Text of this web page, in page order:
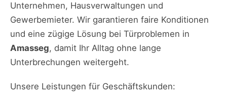
Unternehmen, Hausverwaltungen und
Gewerbemieter. Wir garantieren faire Konditionen
und eine zügige Lösung bei Türproblemen in
Amasseg, damit Ihr Alltag ohne lange
Unterbrechungen weitergeht.
Unsere Leistungen für Geschäftskunden: